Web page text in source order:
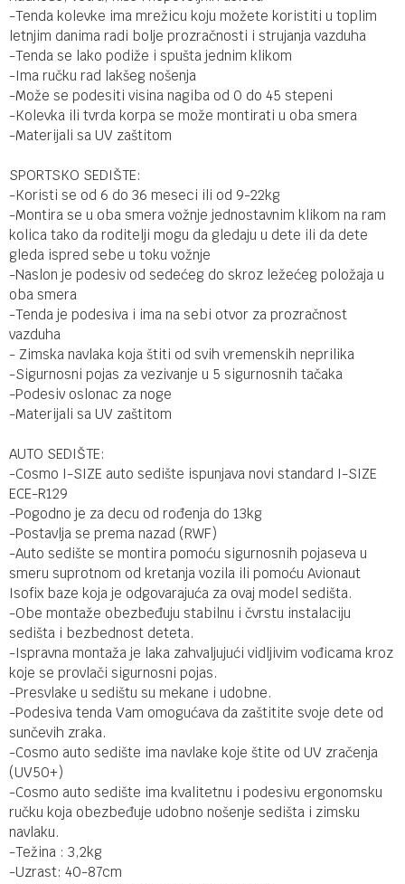
-Tenda kolevke ima mrežicu koju možete koristiti u toplim
letnjim danima radi bolje prozračnosti i strujanja vazduha
-Tenda se lako podiže i spušta jednim klikom
-Ima ručku rad lakšeg nošenja
-Može se podesiti visina nagiba od 0 do 45 stepeni
-Kolevka ili tvrda korpa se može montirati u oba smera
-Materijali sa UV zaštitom
SPORTSKO SEDIŠTE:
-Koristi se od 6 do 36 meseci ili od 9-22kg
-Montira se u oba smera vožnje jednostavnim klikom na ram
kolica tako da roditelji mogu da gledaju u dete ili da dete
gleda ispred sebe u toku vožnje
-Naslon je podesiv od sedećeg do skroz ležećeg položaja u
oba smera
-Tenda je podesiva i ima na sebi otvor za prozračnost
vazduha
- Zimska navlaka koja štiti od svih vremenskih neprilika
-Sigurnosni pojas za vezivanje u 5 sigurnosnih tačaka
-Podesiv oslonac za noge
-Materijali sa UV zaštitom
AUTO SEDIŠTE:
-Cosmo I-SIZE auto sedište ispunjava novi standard I-SIZE
ECE-R129
-Pogodno je za decu od rođenja do 13kg
-Postavlja se prema nazad (RWF)
-Auto sedište se montira pomoću sigurnosnih pojaseva u
smeru suprotnom od kretanja vozila ili pomoću Avionaut
Isofix baze koja je odgovarajuća za ovaj model sedišta.
-Obe montaže obezbeđuju stabilnu i čvrstu instalaciju
sedišta i bezbednost deteta.
-Ispravna montaža je laka zahvaljujući vidljivim vođicama kroz
koje se provlači sigurnosni pojas.
-Presvlake u sedištu su mekane i udobne.
-Podesiva tenda Vam omogućava da zaštitite svoje dete od
sunčevih zraka.
-Cosmo auto sedište ima navlake koje štite od UV zračenja
(UV50+)
-Cosmo auto sedište ima kvalitetnu i podesivu ergonomsku
ručku koja obezbeđuje udobno nošenje sedišta i zimsku
navlaku.
-Težina : 3,2kg
-Uzrast: 40-87cm